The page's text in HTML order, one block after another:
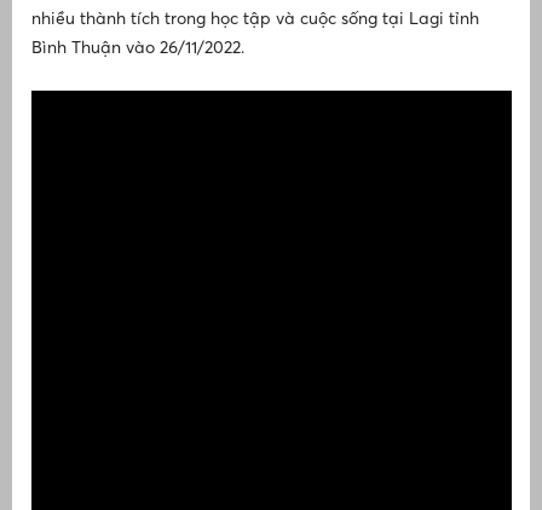
nhiều thành tích trong học tập và cuộc sống tại Lagi tỉnh
Bình Thuận vào 26/11/2022.